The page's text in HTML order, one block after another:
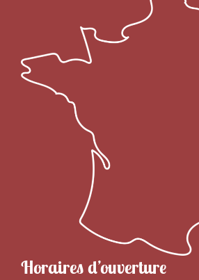
Horaires d’ouverture